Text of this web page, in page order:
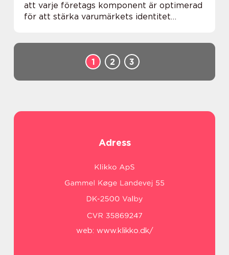
att varje företags komponent är optimerad
för att stärka varumärkets identitet
1 2 3
Adress
web: www.klikko.dk/